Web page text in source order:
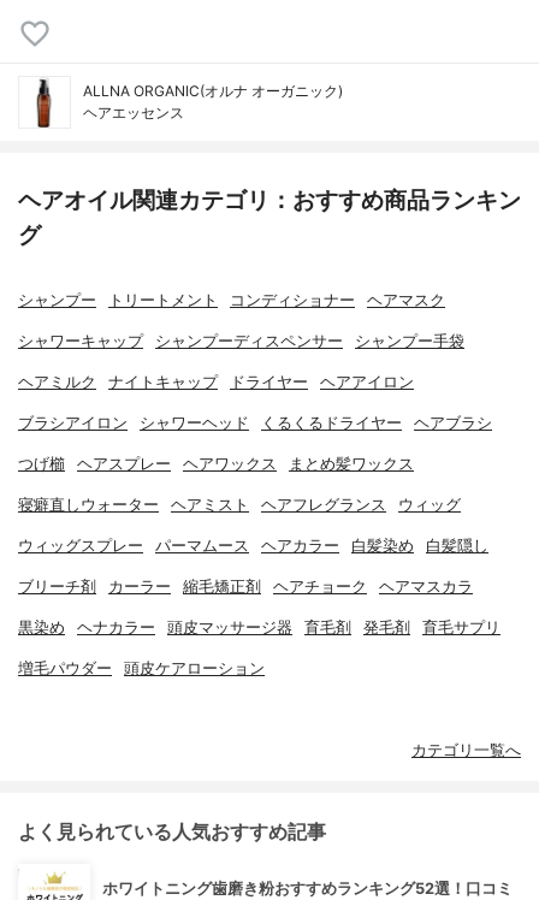
ALLNA ORGANIC(オルナ オーガニック)
ヘアエッセンス
ヘアオイル関連カテゴリ：おすすめ商品ランキン
グ
シャンプー トリートメント コンディショナー ヘアマスク
シャワーキャップ シャンプーディスペンサー シャンプー手袋
ヘアミルク ナイトキャップ ドライヤー ヘアアイロン
ブラシアイロン シャワーヘッド くるくるドライヤー ヘアブラシ
つげ櫛 ヘアスプレー ヘアワックス まとめ髪ワックス
寝癖直しウォーター ヘアミスト ヘアフレグランス ウィッグ
ウィッグスプレー パーマムース ヘアカラー 白髪染め 白髪隠し
ブリーチ剤 カーラー 縮毛矯正剤 ヘアチョーク ヘアマスカラ
黒染め ヘナカラー 頭皮マッサージ器 育毛剤 発毛剤 育毛サプリ
増毛パウダー 頭皮ケアローション
カテゴリ一覧へ
よく見られている人気おすすめ記事
ホワイトニング歯磨き粉おすすめランキング52選！口コミ